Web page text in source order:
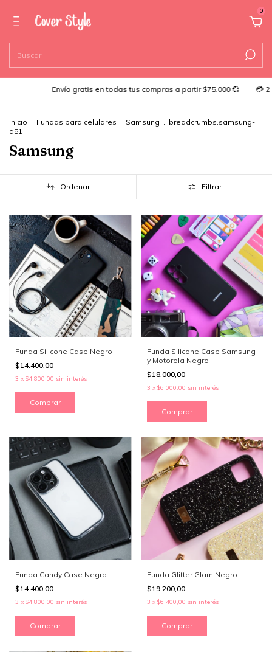
0
gratis en todas tus compras a partir $75.000 💞 💳 2 cuotas sin
Inicio . Fundas para celulares . Samsung . breadcrumbs.samsung-
a51
Samsung
Ordenar Filtrar
Funda Silicone Case Negro
$14.400,00
3 x $4.800,00 sin interés
Comprar
Funda Silicone Case Samsung
y Motorola Negro
$18.000,00
3 x $6.000,00 sin interés
Comprar
Funda Candy Case Negro
$14.400,00
3 x $4.800,00 sin interés
Comprar
Funda Glitter Glam Negro
$19.200,00
3 x $6.400,00 sin interés
Comprar